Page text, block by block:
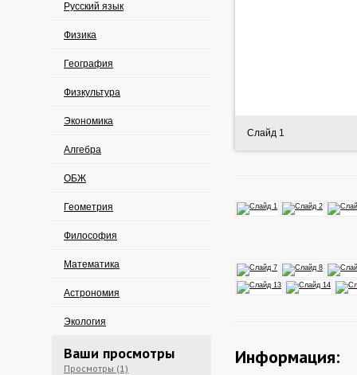
Русский язык
Физика
География
Физкультура
Экономика
Алгебра
ОБЖ
Геометрия
Философия
Математика
Астрономия
Экология
Ваши просмотры
Просмотры (1)
Слайд 1
Информация: